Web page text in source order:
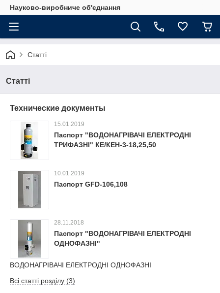
Науково-виробниче об'єднання
Статті
Статті
Технические документы
15.01.2019
Паспорт "ВОДОНАГРІВАЧІ ЕЛЕКТРОДНІ
ТРИФАЗНІ" КЕ/КЕН-3-18,25,50
10.01.2019
Паспорт GFD-106,108
28.11.2018
Паспорт "ВОДОНАГРІВАЧІ ЕЛЕКТРОДНІ
ОДНОФАЗНІ"
ВОДОНАГРІВАЧІ ЕЛЕКТРОДНІ ОДНОФАЗНІ
Всі статті розділу (3)